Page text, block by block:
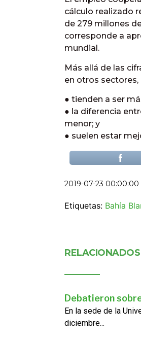
cálculo realizado
de 279 millones
corresponde a
mundial.
Más allá de las
en otros
● tienden a ser
● la diferencia
menor; y
● suelen estar
2019-07-23 00:00:00
Etiquetas: Bahía
RELACIONADOS
Debatieron
En la sede de la
diciembre...